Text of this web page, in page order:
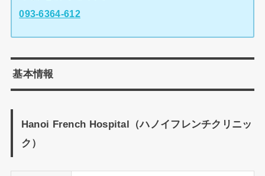
093-6364-612
基本情報
Hanoi French Hospital （ハノイフレンチクリニッ
ク）